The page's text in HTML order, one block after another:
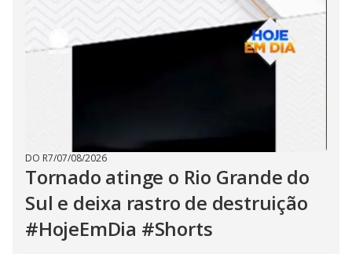
DO R7/07/08/2026
Tornado atinge o Rio Grande do
Sul e deixa rastro de destruição
#HojeEmDia #Shorts